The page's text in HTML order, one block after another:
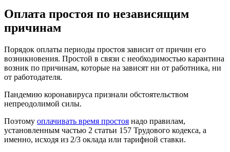
Оплата простоя по независящим
причинам
Порядок оплаты периоды простоя зависит от причин его
возникновения. Простой в связи с необходимостью карантина
возник по причинам, которые на зависят ни от работника, ни
от работодателя.
Пандемию коронавируса признали обстоятельством
непреодолимой силы.
Поэтому оплачивать время простоя надо правилам,
установленным частью 2 статьи 157 Трудового кодекса, а
именно, исходя из 2/3 оклада или тарифной ставки.